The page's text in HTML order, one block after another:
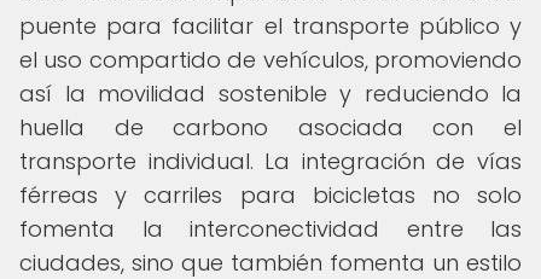
puente para facilitar el transporte público y
el uso compartido de vehículos, promoviendo
así la movilidad sostenible y reduciendo la
huella de carbono asociada con el
transporte individual. La integración de vías
férreas y carriles para bicicletas no solo
fomenta la interconectividad entre las
ciudades, sino que también fomenta un estilo